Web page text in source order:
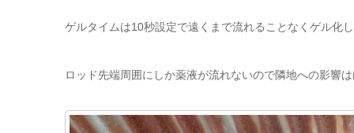
ゲルタイムは10秒設定で遠くまで流れることなくゲル化
ロッド先端周囲にしか薬液が流れないので隣地への影響